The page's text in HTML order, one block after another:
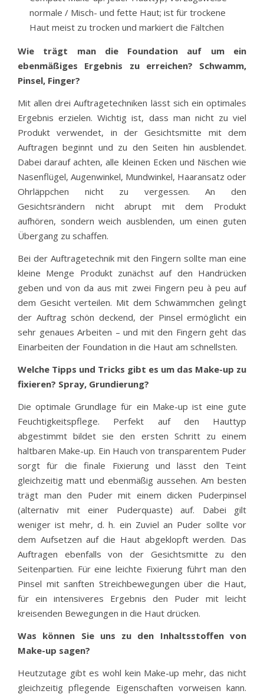
normale / Misch- und fette Haut; ist für trockene
Haut meist zu trocken und markiert die Fältchen
Wie trägt man die Foundation auf um ein
ebenmäßiges Ergebnis zu erreichen? Schwamm,
Pinsel, Finger?
Mit allen drei Auftragetechniken lässt sich ein optimales
Ergebnis erzielen. Wichtig ist, dass man nicht zu viel
Produkt verwendet, in der Gesichtsmitte mit dem
Auftragen beginnt und zu den Seiten hin ausblendet.
Dabei darauf achten, alle kleinen Ecken und Nischen wie
Nasenflügel, Augenwinkel, Mundwinkel, Haaransatz oder
Ohrläppchen nicht zu vergessen. An den
Gesichtsrändern nicht abrupt mit dem Produkt
aufhören, sondern weich ausblenden, um einen guten
Übergang zu schaffen.
Bei der Auftragetechnik mit den Fingern sollte man eine
kleine Menge Produkt zunächst auf den Handrücken
geben und von da aus mit zwei Fingern peu à peu auf
dem Gesicht verteilen. Mit dem Schwämmchen gelingt
der Auftrag schön deckend, der Pinsel ermöglicht ein
sehr genaues Arbeiten – und mit den Fingern geht das
Einarbeiten der Foundation in die Haut am schnellsten.
Welche Tipps und Tricks gibt es um das Make-up zu
fixieren? Spray, Grundierung?
Die optimale Grundlage für ein Make-up ist eine gute
Feuchtigkeitspflege. Perfekt auf den Hauttyp
abgestimmt bildet sie den ersten Schritt zu einem
haltbaren Make-up. Ein Hauch von transparentem Puder
sorgt für die finale Fixierung und lässt den Teint
gleichzeitig matt und ebenmäßig aussehen. Am besten
trägt man den Puder mit einem dicken Puderpinsel
(alternativ mit einer Puderquaste) auf. Dabei gilt
weniger ist mehr, d. h. ein Zuviel an Puder sollte vor
dem Aufsetzen auf die Haut abgeklopft werden. Das
Auftragen ebenfalls von der Gesichtsmitte zu den
Seitenpartien. Für eine leichte Fixierung führt man den
Pinsel mit sanften Streichbewegungen über die Haut,
für ein intensiveres Ergebnis den Puder mit leicht
kreisenden Bewegungen in die Haut drücken.
Was können Sie uns zu den Inhaltsstoffen von
Make-up sagen?
Heutzutage gibt es wohl kein Make-up mehr, das nicht
gleichzeitig pflegende Eigenschaften vorweisen kann.